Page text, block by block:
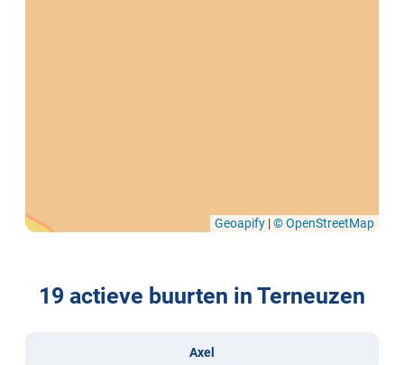
Geoapify |© OpenStreetMap
19 actieve buurten in Terneuzen
Axel